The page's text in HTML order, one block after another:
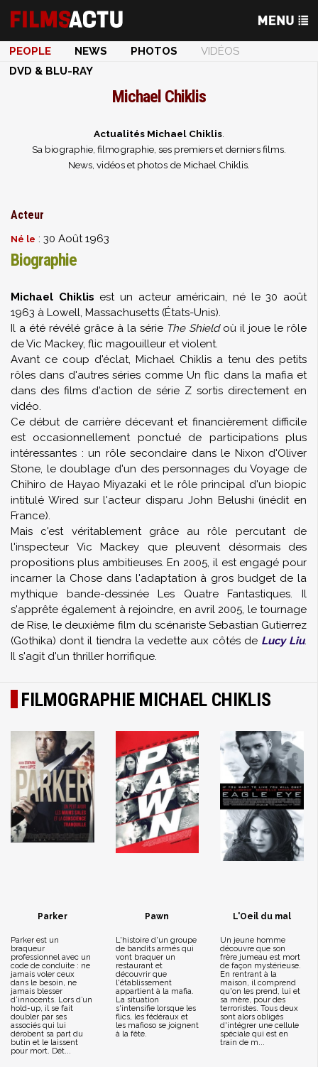
PEOPLE NEWS PHOTOS
VIDÉOS
DVD & BLU-RAY
Michael Chiklis
Actualités Michael Chiklis.
Sa biographie, filmographie, ses premiers et derniers films.
News, vidéos et photos de Michael Chiklis.
Acteur
Né le : 30 Août 1963
Biographie
Michael Chiklis est un acteur américain, né le 30 août
1963 à Lowell, Massachusetts (États-Unis).
Il a été révélé grâce à la série The Shieldoù il joue le rôle
de Vic Mackey, flic magouilleur et violent.
Avant ce coup d'éclat, Michael Chiklis a tenu des petits
rôles dans d'autres séries comme Un flic dans la mafia et
dans des films d'action de série Z sortis directement en
vidéo.
Ce début de carrière décevant et financièrement difficile
est occasionnellement ponctué de participations plus
intéressantes : un rôle secondaire dans le Nixon d'Oliver
Stone, le doublage d'un des personnages du Voyage de
Chihiro de Hayao Miyazaki et le rôle principal d'un biopic
intitulé Wired sur l'acteur disparu John Belushi (inédit en
France).
Mais c'est véritablement grâce au rôle percutant de
l'inspecteur Vic Mackey que pleuvent désormais des
propositions plus ambitieuses. En 2005, il est engagé pour
incarner la Chose dans l'adaptation à gros budget de la
mythique bande-dessinée Les Quatre Fantastiques. Il
s'apprête également à rejoindre, en avril 2005, le tournage
de Rise, le deuxième film du scénariste Sebastian Gutierrez
(Gothika) dont il tiendra la vedette aux côtés de Lucy Liu.
Il s'agit d'un thriller horrifique.
FILMOGRAPHIE MICHAEL CHIKLIS
Parker
Parker est un
braqueur
professionnel avec un
code de conduite : ne
jamais voler ceux
dans le besoin, ne
jamais blesser
d’innocents. Lors d’un
hold-up, il se fait
doubler par ses
associés qui lui
dérobent sa part du
butin et le laissent
pour mort. Dét...
Pawn
L'histoire d'un groupe
de bandits armés qui
vont braquer un
restaurant et
découvrir que
l'établissement
appartient à la mafia.
La situation
s'intensifie lorsque les
flics, les fédéraux et
les mafioso se joignent
à la fête.
L'Oeil du mal
Un jeune homme
découvre que son
frère jumeau est mort
de façon mystérieuse.
En rentrant à la
maison, il comprend
qu'on les prend, lui et
sa mère, pour des
terroristes. Tous deux
sont alors obligés
d'intégrer une cellule
spéciale qui est en
train de m...